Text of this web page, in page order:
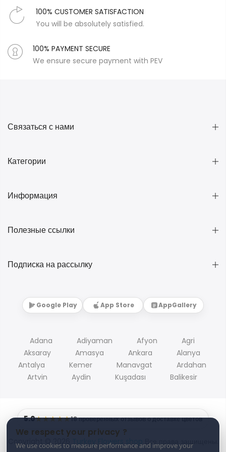
We respect your privacy ?
We use cookies to measure performance and improve your
100% CUSTOMER SATISFACTION
You will be absolutely satisfied.
100% PAYMENT SECURE
We ensure secure payment with PEV
Связаться с нами
Категории
Информация
Полезные ссылки
Подписка на рассылку
Google Play App Store AppGallery
Adana Adiyaman Afyon
Agri
Aksaray
Amasya Ankara
Alanya
Antalya
Kemer Manavgat
Ardahan
Artvin
Aydin Kuşadası Balikesir
5.0★★★★★18 проверенных отзывов о доставке цветов
Copyright © 2026 Turkey Flowers shop Все права защищены.